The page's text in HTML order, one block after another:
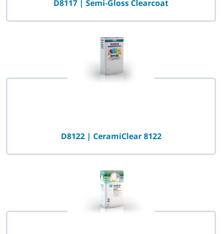
D8117 | Semi-Gloss Clearcoat
D8122 | CeramiClear 8122